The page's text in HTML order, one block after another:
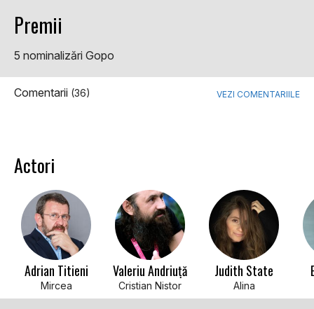
Premii
5 nominalizări Gopo
Comentarii (36) VEZI COMENTARIILE
Actori
Adrian Titieni
Mircea
Valeriu Andriuță
Cristian Nistor
Judith State
Alina